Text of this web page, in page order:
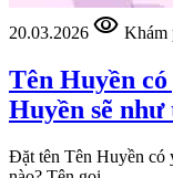
20.03.2026 visibility Khám
Tên Huyền
Huyền sẽ như
Đặt tên Tên Huyền có